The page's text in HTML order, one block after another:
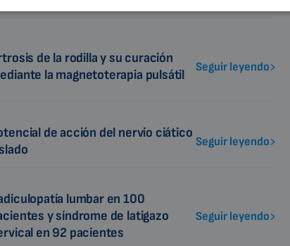
de la rodilla y su curación
la magnetoterapia pulsátil
Seguir leyendo
de acción del nervio ciático
Seguir leyendo
lumbar en 100
y síndrome de latigazo
en 92 pacientes
Seguir leyendo